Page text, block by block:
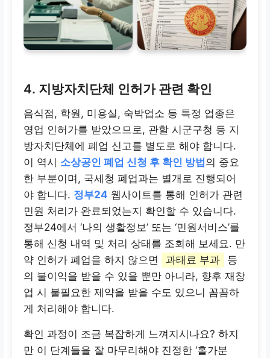
4. 지방자치단체 인허가 관련 확인
음식점, 학원, 미용실, 숙박업소 등 특정 업종은
영업 인허가를 받았으므로, 관할 시군구청 등 지
방자치단체에 폐업 신고를 별도로 해야 합니다.
이 역시 소상공인 폐업 신청 후 확인 방법의 중요
한 부분이며, 국세청 폐업과는 별개로 진행되어
야 합니다. 정부24 웹사이트를 통해 인허가 관련
민원 처리가 완료되었는지 확인할 수 있습니다.
정부24에서 ‘나의 생활정보’ 또는 ‘민원서비스’를
통해 신청 내역 및 처리 상태를 조회해 보세요. 만
약 인허가 폐업을 하지 않으면
과태료 부과
등
의 불이익을 받을 수 있을 뿐만 아니라, 향후 재창
업 시 불필요한 제약을 받을 수도 있으니 꼼꼼하
게 처리해야 합니다.
확인 과정이 조금 복잡하게 느껴지시나요? 하지
만 이 단계들을 잘 마무리해야 진정한 ‘홀가분